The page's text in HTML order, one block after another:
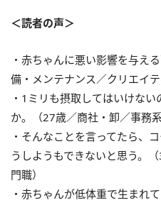
＜読者の声＞
・赤ちゃんに悪い影響を与え
備・メンテナンス／クリエイテ
・1ミリも摂取してはいけな
か。（27歳／商社・卸／事務系
・そんなことを言ってたら、
うしようもできないと思う。
門職）
・赤ちゃんが低体重で生まれ